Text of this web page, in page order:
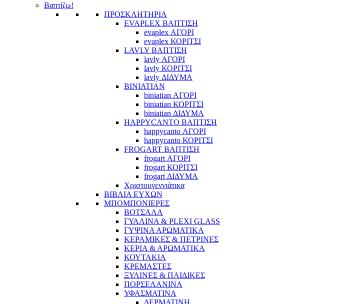
Βαπτίζω!
ΠΡΟΣΚΛΗΤΗΡΙΑ
EVAPLEX ΒΑΠΤΙΣΗ
evaplex ΑΓΟΡΙ
evaplex ΚΟΡΙΤΣΙ
LAVLY ΒΑΠΤΙΣΗ
lavly ΑΓΟΡΙ
lavly ΚΟΡΙΤΣΙ
lavly ΔΙΔΥΜΑ
BINIATIAN
biniatian ΑΓΟΡΙ
biniatian ΚΟΡΙΤΣΙ
biniatian ΔΙΔΥΜΑ
HAPPYCANTO ΒΑΠΤΙΣΗ
happycanto ΑΓΟΡΙ
happycanto ΚΟΡΙΤΣΙ
FROGART ΒΑΠΤΙΣΗ
frogart ΑΓΟΡΙ
frogart ΚΟΡΙΤΣΙ
frogart ΔΙΔΥΜΑ
Χριστουγεννιάτικα
ΒΙΒΛΙΑ ΕΥΧΩΝ
ΜΠΟΜΠΟΝΙΕΡΕΣ
ΒΟΤΣΑΛΑ
ΓΥΑΛΙΝΑ & PLEXI GLASS
ΓΥΨΙΝΑ ΑΡΩΜΑΤΙΚΑ
ΚΕΡΑΜΙΚΕΣ & ΠΕΤΡΙΝΕΣ
ΚΕΡΙΑ & ΑΡΩΜΑΤΙΚΑ
ΚΟΥΤΑΚΙΑ
ΚΡΕΜΑΣΤΕΣ
ΞΥΛΙΝΕΣ & ΠΑΙΔΙΚΕΣ
ΠΟΡΣΕΛΑΝΙΝΑ
ΥΦΑΣΜΑΤΙΝA
ΔΕΡΜΑΤΙΝΗ